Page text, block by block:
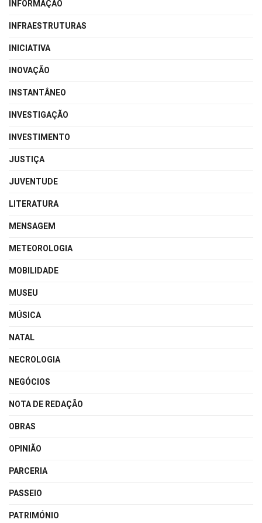
INFORMAÇÃO
INFRAESTRUTURAS
INICIATIVA
INOVAÇÃO
INSTANTÂNEO
INVESTIGAÇÃO
INVESTIMENTO
JUSTIÇA
JUVENTUDE
LITERATURA
MENSAGEM
METEOROLOGIA
MOBILIDADE
MUSEU
MÚSICA
NATAL
NECROLOGIA
NEGÓCIOS
NOTA DE REDAÇÃO
OBRAS
OPINIÃO
PARCERIA
PASSEIO
PATRIMÓNIO